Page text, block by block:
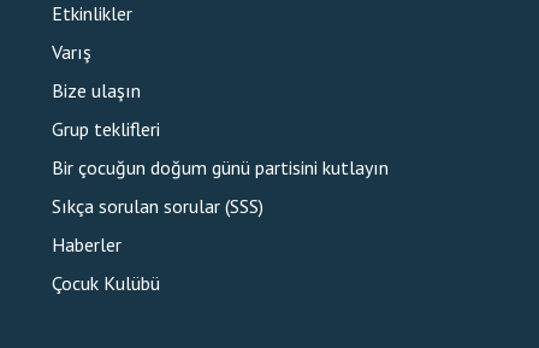
Etkinlikler
Varış
Bize ulaşın
Grup teklifleri
Bir çocuğun doğum günü partisini kutlayın
Sıkça sorulan sorular (SSS)
Haberler
Çocuk Kulübü